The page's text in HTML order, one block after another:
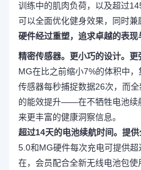
训练中的肌肉负荷，以及超过
可以全面优化健身效果，同时兼
硬件经过重塑，追求卓越的表现
精密传感器。更小巧的设计。更
MG在比之前缩小7%的体积中
传感器每秒捕捉数据26次，而
的能效提升——在不牺牲电池续
来更丰富的健康洞察信息。
超过14天的电池续航时间。提供
5.0和MG硬件每次充电可提供
在，会员配合全新无线电池包